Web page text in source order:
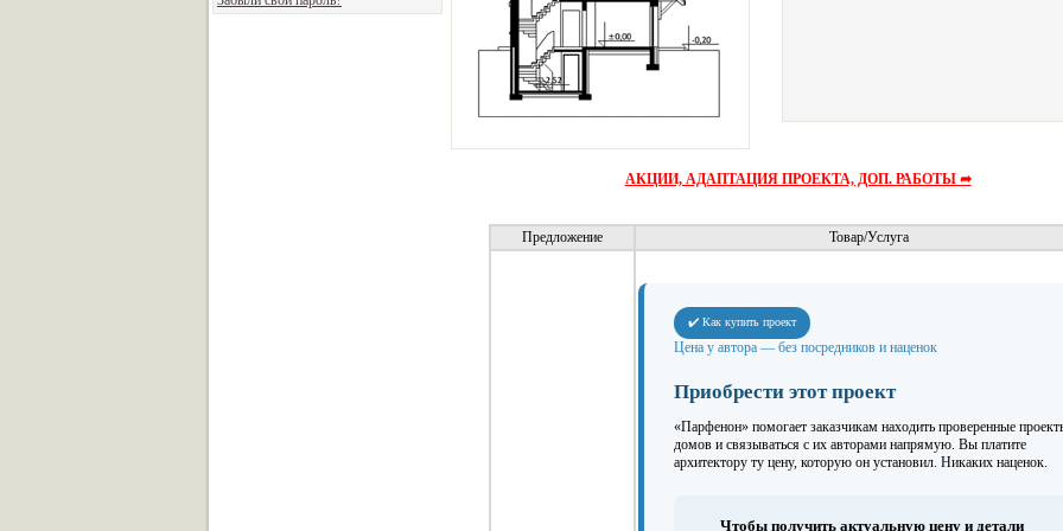
АКЦИИ, АДАПТАЦИЯ ПРОЕКТА, ДОП. РАБОТЫ ➦
Предложение Товар/Услуга
✔️ Как купить проект
Цена у автора — без посредников и наценок
Приобрести этот проект
«Парфенон» помогает заказчикам находить проверенные
домов и связываться с их авторами напрямую. Вы платите
архитектору ту цену, которую он установил. Никаких наценок.
Чтобы получить актуальную цену и детали